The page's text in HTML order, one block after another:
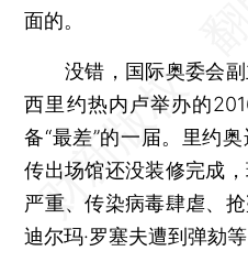
面的。
没错，国际奥委会副
西里约热内卢举办的
备“最差”的一届。里约
传出场馆还没装修完成
严重、传染病毒肆虐、
迪尔玛·罗塞夫遭到弹劾等